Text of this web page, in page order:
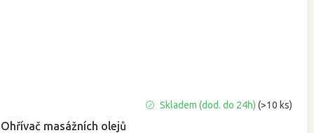
Ohřívač masážních olejů
hodnocení
Skladem (dod. do 24h)(>10 ks)